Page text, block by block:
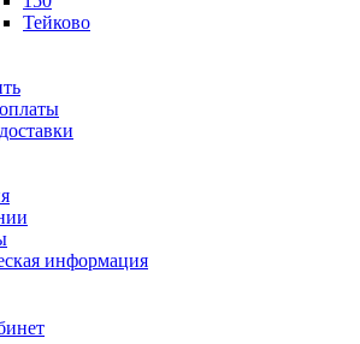
Тейково
информация